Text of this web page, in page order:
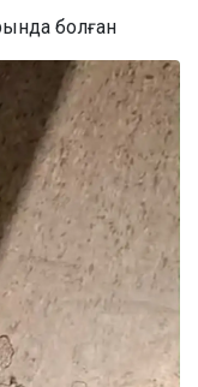
болған